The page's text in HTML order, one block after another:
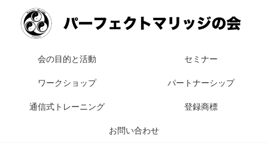
会の目的と活動 セミナー
ワークショップ パートナーシップ
通信式トレーニング 登録商標
お問い合わせ